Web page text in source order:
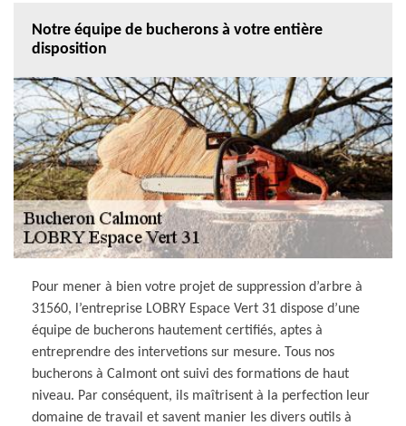
Notre équipe de bucherons à votre entière
disposition
Pour mener à bien votre projet de suppression d’arbre à
31560, l’entreprise LOBRY Espace Vert 31 dispose d’une
équipe de bucherons hautement certifiés, aptes à
entreprendre des intervetions sur mesure. Tous nos
bucherons à Calmont ont suivi des formations de haut
niveau. Par conséquent, ils maîtrisent à la perfection leur
domaine de travail et savent manier les divers outils à